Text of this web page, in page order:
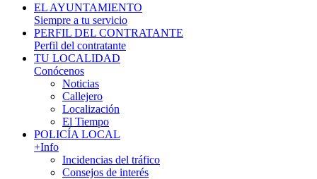
EL AYUNTAMIENTO
Siempre a tu servicio
PERFIL DEL CONTRATANTE
Perfil del contratante
TU LOCALIDAD
Conócenos
Noticias
Callejero
Localización
El Tiempo
POLICÍA LOCAL
+Info
Incidencias del tráfico
Consejos de interés